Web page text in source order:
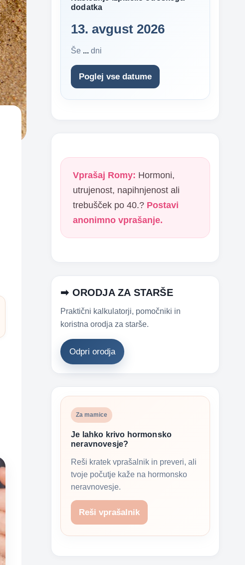
dodatka
13. avgust 2026
Še ... dni
Poglej vse datume
Vprašaj Romy: Hormoni,
utrujenost, napihnjenost ali
trebušček po 40.? Postavi
anonimno vprašanje.
➡ ORODJA ZA STARŠE
Praktični kalkulatorji, pomočniki in
koristna orodja za starše.
Odpri orodja
Za mamice
Je lahko krivo hormonsko
neravnovesje?
Reši kratek vprašalnik in preveri, ali
tvoje počutje kaže na hormonsko
neravnovesje.
Reši vprašalnik